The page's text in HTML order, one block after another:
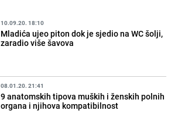
10.09.20. 18:10
Mladića ujeo piton dok je sjedio na WC šolji,
zaradio više šavova
08.01.20. 21:41
9 anatomskih tipova muških i ženskih polnih
organa i njihova kompatibilnost